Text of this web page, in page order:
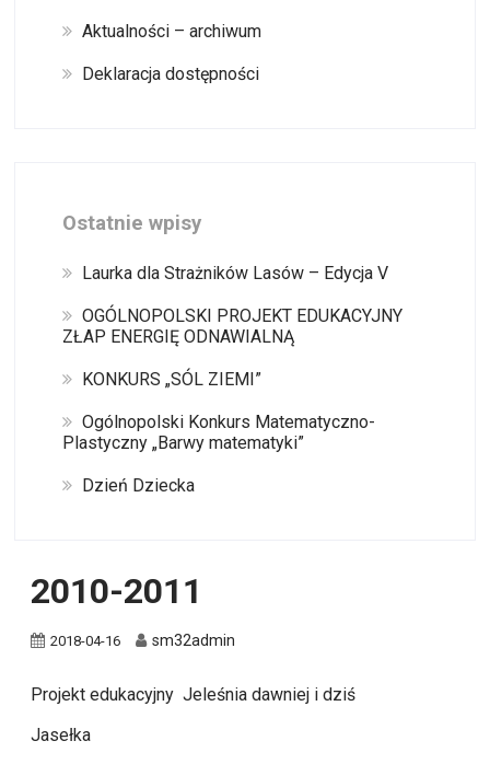
Aktualności – archiwum
Deklaracja dostępności
Ostatnie wpisy
Laurka dla Strażników Lasów – Edycja V
OGÓLNOPOLSKI PROJEKT EDUKACYJNY
ZŁAP ENERGIĘ ODNAWIALNĄ
KONKURS „SÓL ZIEMI”
Ogólnopolski Konkurs Matematyczno-
Plastyczny „Barwy matematyki”
Dzień Dziecka
2010-2011
2018-04-16 sm32admin
Projekt edukacyjny Jeleśnia dawniej i dziś
Jasełka